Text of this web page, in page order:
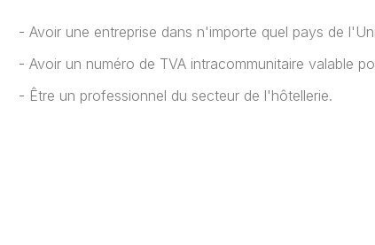
- Avoir une entreprise dans n'importe quel pays de
- Avoir un numéro de TVA intracommunitaire valable
- Être un professionnel du secteur de l'hôtellerie.